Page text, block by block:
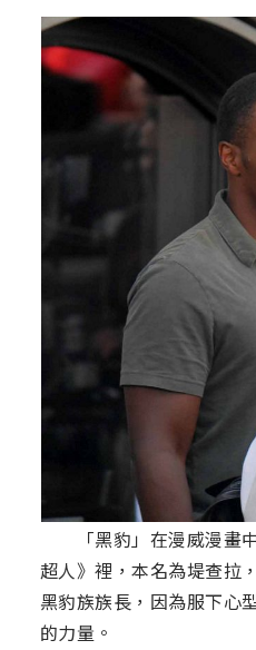
「黑豹」在漫威漫畫
超人》裡，本名為堤查拉
黑豹族族長，因為服下心
的力量。